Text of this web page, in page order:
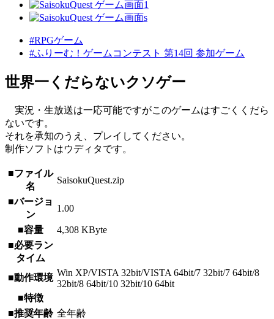
#RPGゲーム
#ふりーむ！ゲームコンテスト 第14回 参加ゲーム
世界一くだらないクソゲー
実況・生放送は一応可能ですがこのゲームはすごくくだら
ないです。
それを承知のうえ、プレイしてください。
制作ソフトはウディタです。
■ファイル
名
SaisokuQuest.zip
■バージョ
ン
1.00
■容量
4,308 KByte
■必要ラン
タイム
■動作環境 Win XP/VISTA 32bit/VISTA 64bit/7 32bit/7 64bit/8
32bit/8 64bit/10 32bit/10 64bit
■特徴
■推奨年齢 全年齢